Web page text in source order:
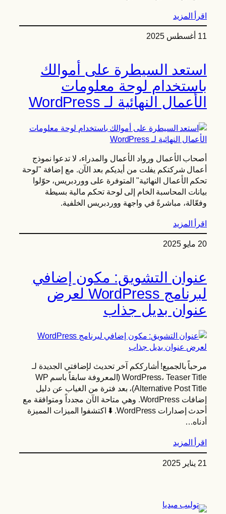
اقرأ المزيد
11 أغسطس 2025
استعد السيطرة على أموالك
باستخدام لوحة معلومات
الأعمال النهائية لـ WordPress
أصحاب الأعمال ورواد الأعمال والمدراء، لا تدعوا نموذج
أعمال شركتكم يفلت من أيديكم بعد الآن. مع إضافة "لوحة
تحكم الأعمال النهائية" المتوفرة على ووردبريس، حوّلوا
بيانات المحاسبة الخام إلى لوحة تحكم مالية بسيطة
وفعّالة، مباشرةً في واجهة ووردبريس الخلفية.
اقرأ المزيد
20 مايو 2025
عنوان التشويق: مكون إضافي
لبرنامج WordPress لعرض
عنوان بديل جذاب
مرحباً بالجميع! أشارككم آخر تحديث لإضافتي الجديدة لـ
WordPress، Teaser Title (المعروفة سابقاً باسم WP
Alternative Post Title)، بعد فترة من الغياب عن دليل
إضافات WordPress. وهي متاحة الآن مجدداً ومتوافقة مع
أحدث إصدارات WordPress. ⬇️ اكتشفوا الميزات المميزة
أدناه…
اقرأ المزيد
21 يناير 2025